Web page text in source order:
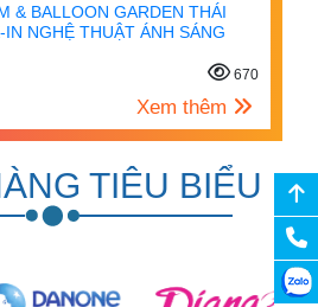
& BALLOON GARDEN THÁI
NGHỆ THUẬT ÁNH SÁNG
670
Xem thêm
TIÊU BIỂU